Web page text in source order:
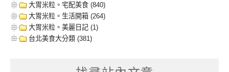
大胃米粒。宅配美食 (840)
大胃米粒。生活開箱 (264)
大胃米粒。美麗日記 (1)
台北美食大分類 (381)